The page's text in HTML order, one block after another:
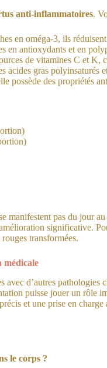
anti-inflammatoires.
en oméga-3, ils
en antioxydants et en
de vitamines C et K,
acides gras polyinsaturés
possède des propriétés
manifestent pas du jour
significative.
transformées.
médicale
avec d’autres
puisse jouer un rôle
et une prise en
le corps ?